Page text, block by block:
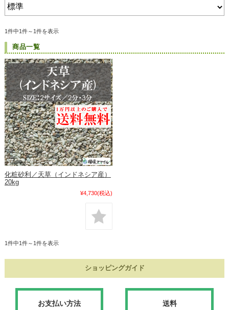
1件中1件～1件を表示
商品一覧
化粧砂利／天草（インドネシア産）
20kg
¥4,730(税込)
1件中1件～1件を表示
ショッピングガイド
お支払い方法 送料